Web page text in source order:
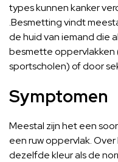
types kunnen kanker
.Besmetting vindt
de huid van iemand die
besmette oppervlakken
sportscholen) of door
Symptomen
Meestal zijn het een
een ruw oppervlak.
dezelfde kleur als de